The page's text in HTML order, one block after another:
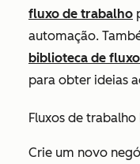
fluxo de trabalho
automação.
biblioteca de
para obter ideias
Fluxos de
Crie um novo